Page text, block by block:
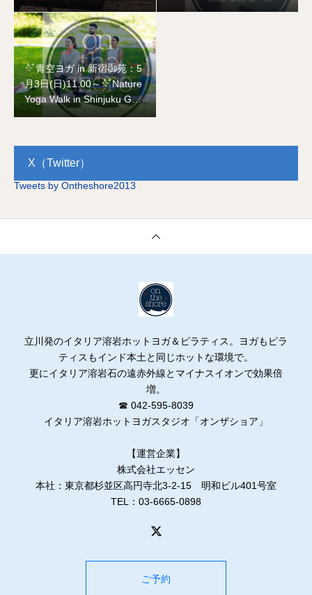
a is Back
Starting with t
青空ヨガ in 新宿御苑：5
月3日(日)11:00～
Nature
Yoga Walk in Shinjuku Gyo
en National Garden on Ma
X（Twitter）
Tweets by Ontheshore2013
立川発のイタリア溶岩ホットヨガ＆ピラティス。ヨガもピラ
ティスもインド本土と同じホットな環境で。
更にイタリア溶岩石の遠赤外線とマイナスイオンで効果倍
増。
☎ 042-595-8039
イタリア溶岩ホットヨガスタジオ「オンザショア」
【運営企業】
株式会社エッセン
本社：東京都杉並区高円寺北3-2-15 明和ビル401号室
TEL：03-6665-0898
ご予約